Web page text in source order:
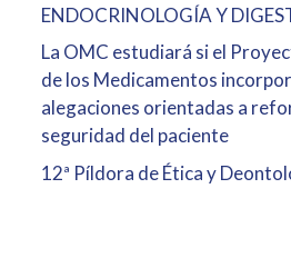
ENDOCRINOLOGÍA Y
La OMC estudiará si el
de los Medicamentos
alegaciones orientadas a
seguridad del paciente
12ª Píldora de Ética y